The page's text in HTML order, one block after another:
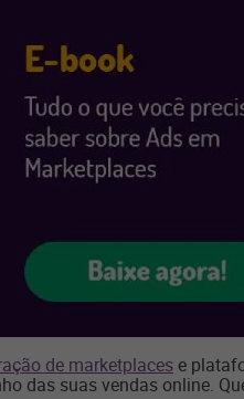
de marketplaces e
das suas vendas online.